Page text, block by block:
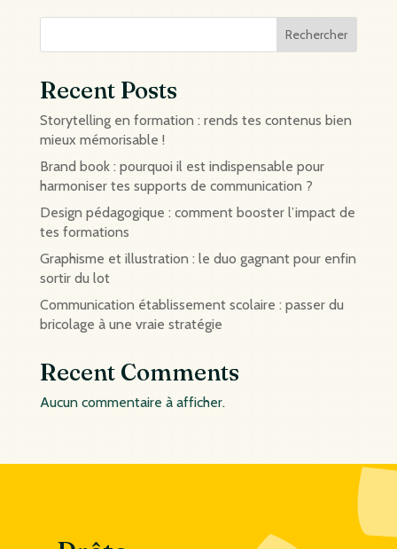
Rechercher
Recent Posts
Storytelling en formation : rends tes contenus bien
mieux mémorisable !
Brand book : pourquoi il est indispensable pour
harmoniser tes supports de communication ?
Design pédagogique : comment booster l’impact de
tes formations
Graphisme et illustration : le duo gagnant pour enfin
sortir du lot
Communication établissement scolaire : passer du
bricolage à une vraie stratégie
Recent Comments
Aucun commentaire à afficher.